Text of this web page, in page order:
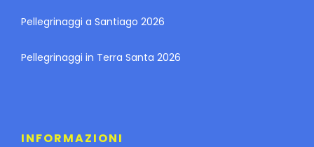
Pellegrinaggi a Santiago 2026
Pellegrinaggi in Terra Santa 2026
INFORMAZIONI